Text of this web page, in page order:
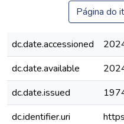
Página do
dc.date.accessioned
dc.date.available
dc.date.issued
dc.identifier.uri